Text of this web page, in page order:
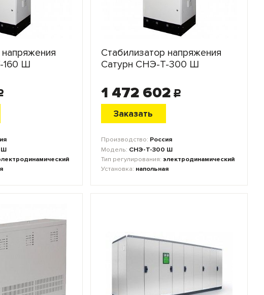
160 Ш
Ш
Стабилизатор напряжения
Сатурн СНЭ-Т-300 Ш
1 472 602 c
Заказать
Производство: Россия
Модель: СНЭ-Т-300 Ш
Тип регулирования: электродинамический
Установка: напольная